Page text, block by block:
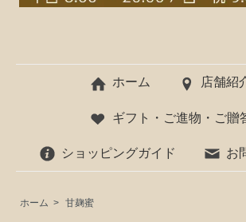
ホーム 店舗紹
ギフト・ご進物・ご贈
ショッピングガイド お
ホーム > 甘麹蜜